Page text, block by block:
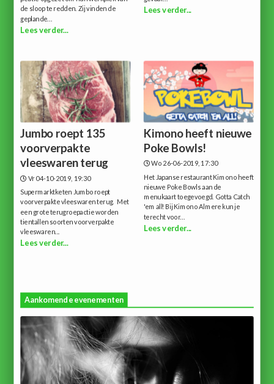
de sloop te redden. Zij vinden de
geplande...
Lees verder...
Lees verder...
Jumbo roept 135
voorverpakte
vleeswaren terug
Vr 04-10-2019, 19:30
Supermarktketen Jumbo roept
voorverpakte vleeswaren terug. Met
een grote terugroepactie worden
tientallen soorten voorverpakte
vleeswaren...
Lees verder...
Kimono heeft nieuwe
Poke Bowls!
Wo 26-06-2019, 17:30
Het Japanse restaurant Kimono heeft
nieuwe Poke Bowls aan de
menukaart toegevoegd. Gotta Catch
'em all!Bij Kimono Almere kun je
terecht voor...
Lees verder...
Aankomende evenementen